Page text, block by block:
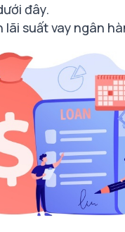
đây.
lãi suất vay ngân